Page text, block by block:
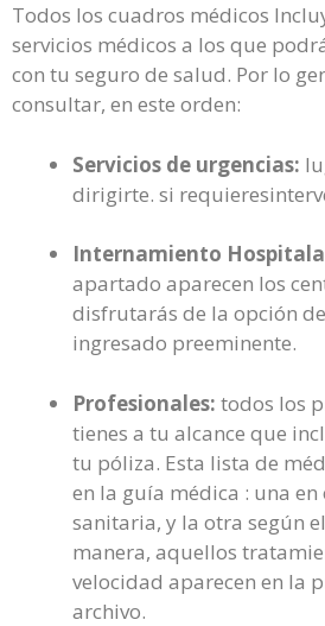
Todos los cuadros médicos
servicios médicos a los que
con tu seguro de salud. Por lo
consultar, en este orden:
Servicios de urgencias:
dirigirte. si
Internamiento
apartado aparecen los
disfrutarás de la opción
ingresado preeminente.
Profesionales: todos los
tienes a tu alcance que
tu póliza. Esta lista de
en la guía médica : una
sanitaria, y la otra según
manera, aquellos
velocidad aparecen en la
archivo.